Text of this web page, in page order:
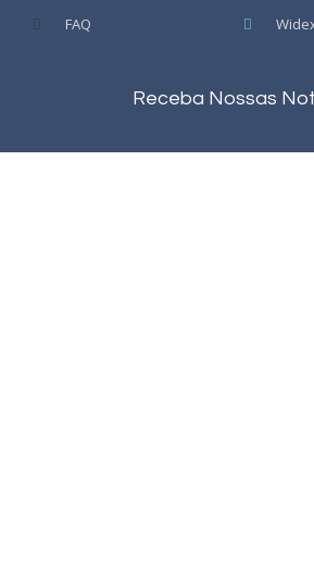
FAQ
Receba Nossas